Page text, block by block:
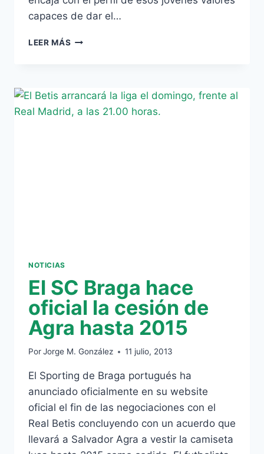
capaces de dar el…
LEER MÁS EN
LACRUZ
MUY
NOTICIAS
El SC Braga hace
oficial la cesión de
Agra hasta 2015
PorJorge M. González 11 julio, 2013
El Sporting de Braga portugués ha
anunciado oficialmente en su website
oficial el fin de las negociaciones con el
Real Betis concluyendo con un acuerdo que
llevará a Salvador Agra a vestir la camiseta